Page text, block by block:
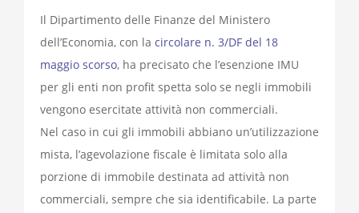
Il Dipartimento delle Finanze del Ministero
dell’Economia, con la circolare n. 3/DF del 18
maggio scorso, ha precisato che l’esenzione IMU
per gli enti non profit spetta solo se negli immobili
vengono esercitate attività non commerciali.
Nel caso in cui gli immobili abbiano un’utilizzazione
mista, l’agevolazione fiscale è limitata solo alla
porzione di immobile destinata ad attività non
commerciali, sempre che sia identificabile. La parte